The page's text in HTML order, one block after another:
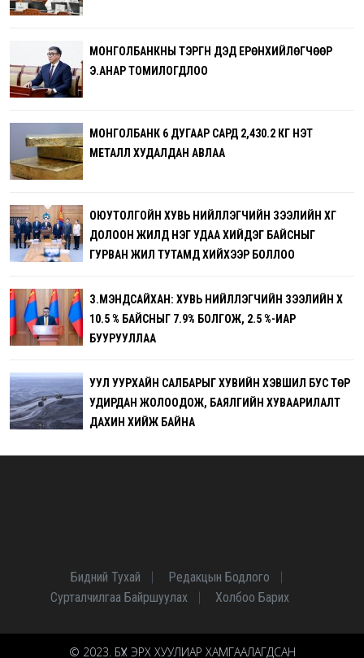
МОНГОЛБАНКНЫ ТЭРГҮҮН ДЭД ЕРӨНХИЙЛӨГЧӨӨР
Э.АНАР ТОМИЛОГДЛОО
МОНГОЛБАНК 6 ДУГААР САРД 2,430.2 КГ ҮНЭТ
МЕТАЛЛ ХУДАЛДАН АВЛАА
ОЮУТОЛГОЙН ХУВЬ НИЙЛҮҮЛЭГЧИЙН ЗЭЭЛИЙН ХҮҮГ
ДОЛООН ЖИЛД НЭГ УДАА ХИЙДЭГ БАЙСНЫГ
ГУРВАН ЖИЛ ТУТАМД ХИЙХЭЭР БОЛЛОО
З.МЭНДСАЙХАН: ХУВЬ НИЙЛҮҮЛЭГЧИЙН ЗЭЭЛИЙН ХҮҮ
10.5 % БАЙСНЫГ 7.9% БОЛГОЖ, 2.5 %-ИАР
БУУРУУЛЛАА
УУЛ УУРХАЙН САЛБАРЫГ ХУВИЙН ХЭВШИЛ БУС ТӨР
УДИРДАН ЖОЛООДОЖ, БАЯЛГИЙН ХУВААРИЛАЛТ
ДАХИН ХИЙЖ БАЙНА
Бидний Тухай
Редакцын Бодлого
Сурталчилгаа Байршуулах
Холбоо Барих
© 2023. БҮХ ЭРХ ХУУЛИАР ХАМГААЛАГДСАН